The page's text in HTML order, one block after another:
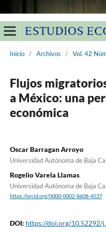
Inicio / Archivos / Vol. 42
Flujos
a México: una
económica
Oscar Barragan Arroyo
Universidad Autónoma de Baja
Rogelio Varela Llamas
Universidad Autónoma de Baja
https://orcid.org/0000-0002-8608-4537
DOI: https://doi.org/10.52292/